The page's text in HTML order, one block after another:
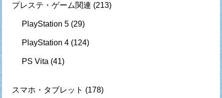
プレステ・ゲーム関連 (213)
PlayStation 5 (29)
PlayStation 4 (124)
PS Vita (41)
スマホ・タブレット (178)